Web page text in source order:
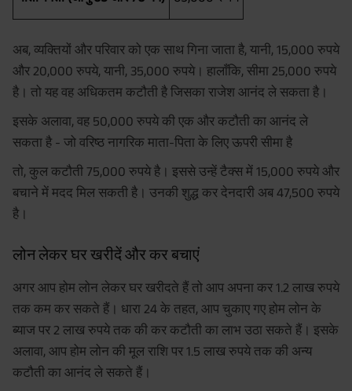
अब, व्यक्तियों और परिवार को एक साथ गिना जाता है, यानी, 15,000 रुपये
और 20,000 रुपये, यानी, 35,000 रुपये। हालाँकि, सीमा 25,000 रुपये
है। तो यह वह अधिकतम कटौती है जिसका राजेश आनंद ले सकता है।
इसके अलावा, वह 50,000 रुपये की एक और कटौती का आनंद ले
सकता है - जो वरिष्ठ नागरिक माता-पिता के लिए ऊपरी सीमा है
तो, कुल कटौती 75,000 रुपये है। इससे उन्हें टैक्स में 15,000 रुपये और
बचाने में मदद मिल सकती है। उनकी शुद्ध कर देनदारी अब 47,500 रुपये
है।
लोन लेकर घर खरीदें और कर बचाएं
अगर आप होम लोन लेकर घर खरीदते हैं तो आप अपना कर 1.2 लाख रुपये
तक कम कर सकते हैं। धारा 24 के तहत, आप चुकाए गए होम लोन के
ब्याज पर 2 लाख रुपये तक की कर कटौती का लाभ उठा सकते हैं। इसके
अलावा, आप होम लोन की मूल राशि पर 1.5 लाख रुपये तक की अन्य
कटौती का आनंद ले सकते हैं।